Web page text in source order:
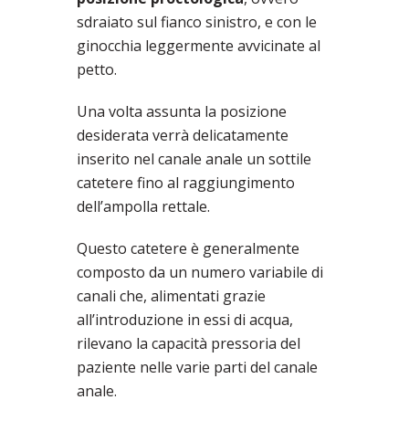
sdraiato sul fianco sinistro, e con le
ginocchia leggermente avvicinate al
petto.
Una volta assunta la posizione
desiderata verrà delicatamente
inserito nel canale anale un sottile
catetere fino al raggiungimento
dell’ampolla rettale.
Questo catetere è generalmente
composto da un numero variabile di
canali che, alimentati grazie
all’introduzione in essi di acqua,
rilevano la capacità pressoria del
paziente nelle varie parti del canale
anale.